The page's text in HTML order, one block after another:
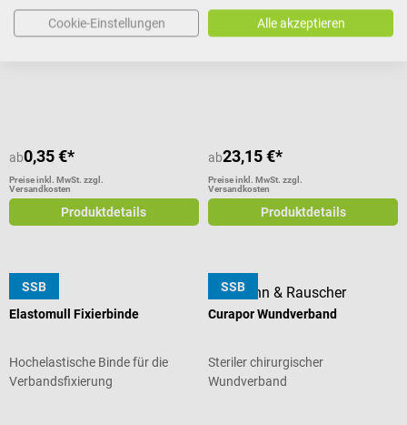
Elastische Fixierbinde mit
ab0,35 €*
Preise inkl. MwSt. zzgl.
Versandkosten
Produktdetails
Elastische Streifen zur Adaption
ab23,15 €*
Preise inkl. MwSt. zzgl.
Versandkosten
Produktdetails
SSB
BSN
Elastomull Fixierbinde
Hochelastische Binde für die
Verbandsfixierung
SSB
Lohmann & Rauscher
Curapor Wundverband
Steriler chirurgischer
Wundverband
Cookie-Einstellungen Alle akzeptieren